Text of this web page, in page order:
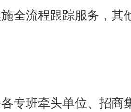
全流程跟踪服务， 其
专班牵头单位、招商